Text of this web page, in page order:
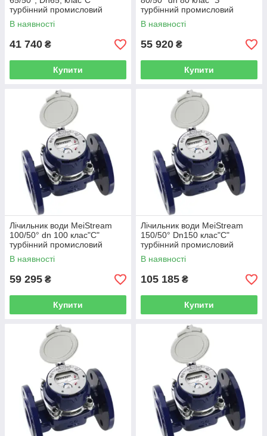
турбінний промисловий
Sensus(Німеччина)
В наявності
41 740 ₴
Купити
турбінний промисловий
SENSUS (Німеччина)
В наявності
55 920 ₴
Купити
Лічильник води MeiStream
100/50° dn 100 клас"С"
турбінний промисловий
SENSUS (Німеччина)
В наявності
59 295 ₴
Купити
Лічильник води MeiStream
150/50° Dn150 клас"С"
турбінний промисловий
SENSUS (Німеччина)
В наявності
105 185 ₴
Купити